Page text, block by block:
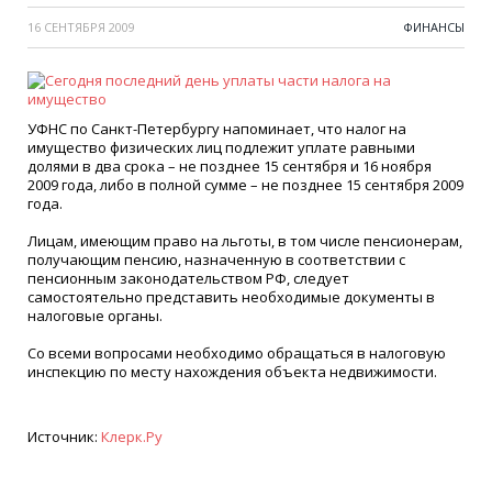
16 СЕНТЯБРЯ 2009 ФИНАНСЫ
УФНС по Санкт-Петербургу напоминает, что налог на
имущество физических лиц подлежит уплате равными
долями в два срока – не позднее 15 сентября и 16 ноября
2009 года, либо в полной сумме – не позднее 15 сентября 2009
года.
Лицам, имеющим право на льготы, в том числе пенсионерам,
получающим пенсию, назначенную в соответствии с
пенсионным законодательством РФ, следует
самостоятельно представить необходимые документы в
налоговые органы.
Со всеми вопросами необходимо обращаться в налоговую
инспекцию по месту нахождения объекта недвижимости.
Источник: Клерк.Ру